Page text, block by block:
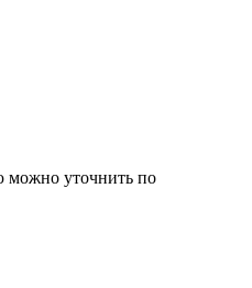
уточнить по